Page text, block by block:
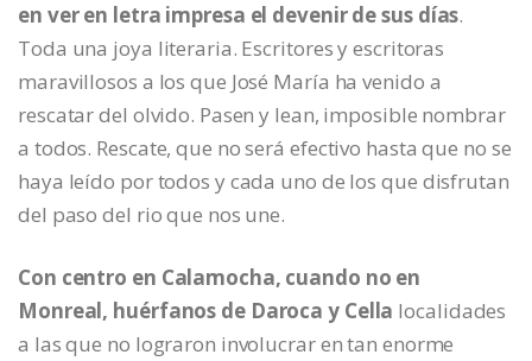
en ver en letra impresa el devenir de sus días.
Toda una joya literaria. Escritores y escritoras
maravillosos a los que José María ha venido a
rescatar del olvido. Pasen y lean, imposible nombrar
a todos. Rescate, que no será efectivo hasta que no se
haya leído por todos y cada uno de los que disfrutan
del paso del rio que nos une.
Con centro en Calamocha, cuando no en
Monreal, huérfanos de Daroca y Cella localidades
a las que no lograron involucrar en tan enorme